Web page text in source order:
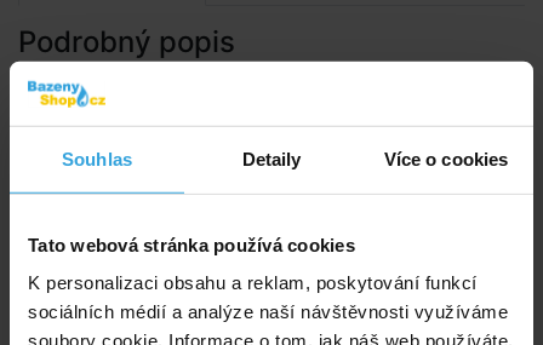
Souhlas Detaily Více o cookies
Tato webová stránka používá cookies
K personalizaci obsahu a reklam, poskytování funkcí
sociálních médií a analýze naší návštěvnosti využíváme
soubory cookie. Informace o tom, jak náš web používáte,
Podrobný popis
Plachta na bazén kruh 5,0m (skutečný rozměr plachty
je 5,5m).
Kvalitní kašírovaná plachta černé barvy. Díky černé
barvě nepropouští světlo a tím zabraňuje růstu řas a
Tato plachta se vyznačuje velmi dlouhou životností a